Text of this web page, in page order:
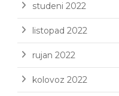
studeni 2022
listopad 2022
rujan 2022
kolovoz 2022